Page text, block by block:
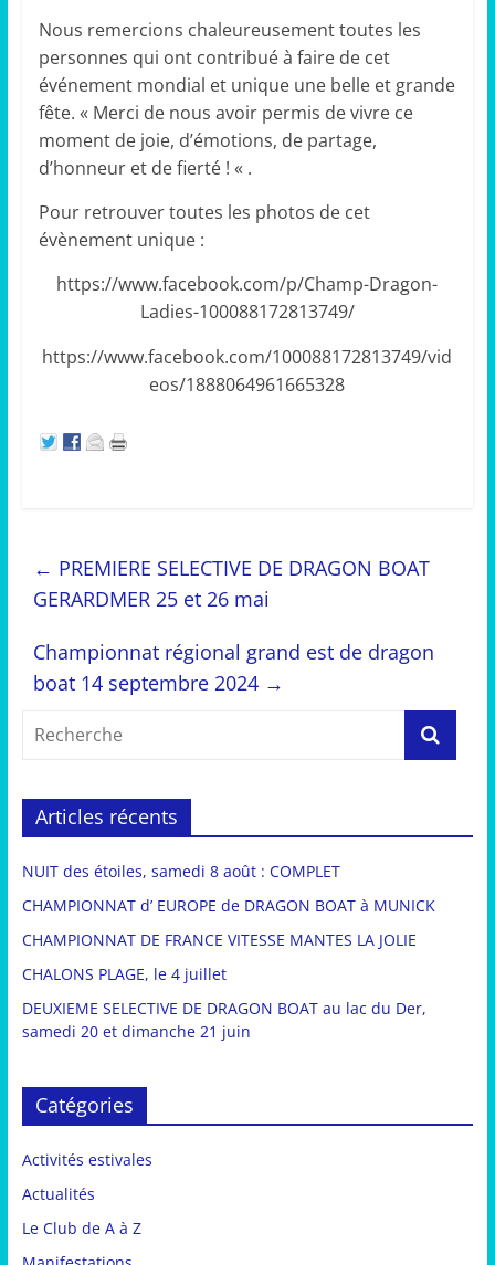
Nous remercions chaleureusement toutes les
personnes qui ont contribué à faire de cet
événement mondial et unique une belle et grande
fête. « Merci de nous avoir permis de vivre ce
moment de joie, d’émotions, de partage,
d’honneur et de fierté ! « .
Pour retrouver toutes les photos de cet
évènement unique :
https://www.facebook.com/p/Champ-Dragon-
Ladies-100088172813749/
https://www.facebook.com/100088172813749/vid
eos/1888064961665328
← PREMIERE SELECTIVE DE DRAGON BOAT
GERARDMER 25 et 26 mai
Championnat régional grand est de dragon
boat 14 septembre 2024 →
Articles récents
NUIT des étoiles, samedi 8 août : COMPLET
CHAMPIONNAT d’ EUROPE de DRAGON BOAT à MUNICK
CHAMPIONNAT DE FRANCE VITESSE MANTES LA JOLIE
CHALONS PLAGE, le 4 juillet
DEUXIEME SELECTIVE DE DRAGON BOAT au lac du Der,
samedi 20 et dimanche 21 juin
Catégories
Activités estivales
Actualités
Le Club de A à Z